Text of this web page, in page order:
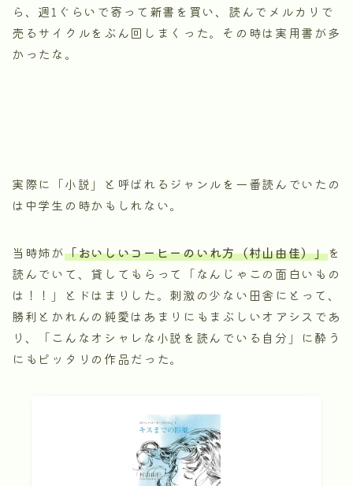
ら、週1ぐらいで寄って新書を買い、読んでメルカリで
売るサイクルをぶん回しまくった。その時は実用書が多
かったな。
実際に「小説」と呼ばれるジャンルを一番読んでいたの
は中学生の時かもしれない。
当時姉が「おいしいコーヒーのいれ方（村山由佳）」を
読んでいて、貸してもらって「なんじゃこの面白いもの
は！！」とドはまりした。刺激の少ない田舎にとって、
勝利とかれんの純愛はあまりにもまぶしいオアシスであ
り、「こんなオシャレな小説を読んでいる自分」に酔う
にもピッタリの作品だった。